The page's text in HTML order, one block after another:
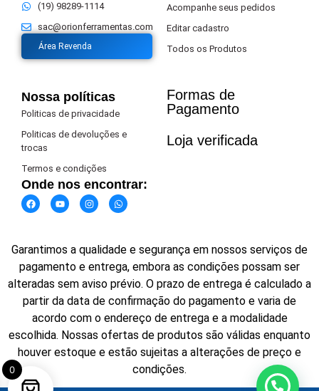
(19) 98289-1114
sac@orionferramentas.com
Área Revenda
Acompanhe seus pedidos
Editar cadastro
Todos os Produtos
Nossa políticas
Politicas de privacidade
Politicas de devoluções e
trocas
Termos e condições
Onde nos encontrar:
Formas de
Pagamento​
Loja verificada
Garantimos a qualidade e segurança em nossos serviços de
pagamento e entrega, embora as condições possam ser
alteradas sem aviso prévio. O prazo de entrega é calculado a
partir da data de confirmação do pagamento e varia de
acordo com o endereço de entrega e a modalidade
escolhida. Nossas ofertas de produtos são válidas enquanto
houver estoque e estão sujeitas a alterações de preço e
condições.
0